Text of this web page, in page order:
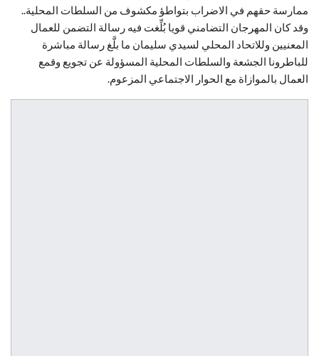
ممارسة حقهم في الاضراب بتواطؤ مكشوف من السلطات المحلية..
وقد كان المهرجان التضامني قويا بُلِّغت فيه رسالة التضمن للعمال
المعنيين وللاتحاد المحلي لسيدي سليمان ما بلَّغ رسالة مباشرة
للباطرونا الجشعة والسلطات المحلية المسؤولة عن تجويع وقمع
العمال بالموازاة مع الحوار الاجتماعي المزعوم.